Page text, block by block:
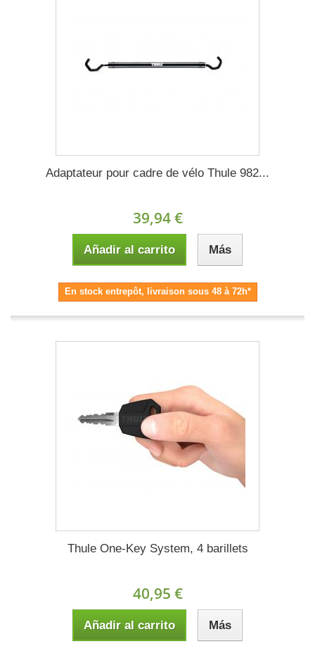
Adaptateur pour cadre de vélo Thule 982...
39,94 €
Añadir al carrito Más
En stock entrepôt, livraison sous 48 à 72h*
Thule One-Key System, 4 barillets
40,95 €
Añadir al carrito Más